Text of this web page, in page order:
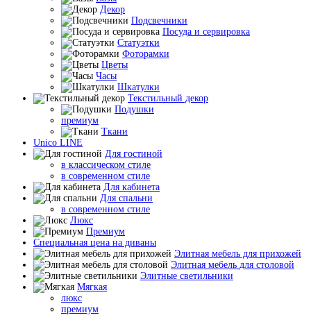
Декор
Подсвечники
Посуда и сервировка
Статуэтки
Фоторамки
Цветы
Часы
Шкатулки
Текстильный декор
Подушки
премиум
Ткани
Unico LINE
Для гостиной
в классическом стиле
в современном стиле
Для кабинета
Для спальни
в современном стиле
Люкс
Премиум
Специальная цена на диваны
Элитная мебель для прихожей
Элитная мебель для столовой
Элитные светильники
Мягкая
люкс
премиум